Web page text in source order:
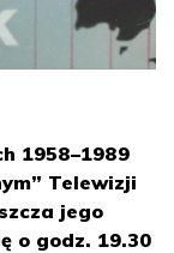
1958–1989
Telewizji
jego
o godz. 19.30